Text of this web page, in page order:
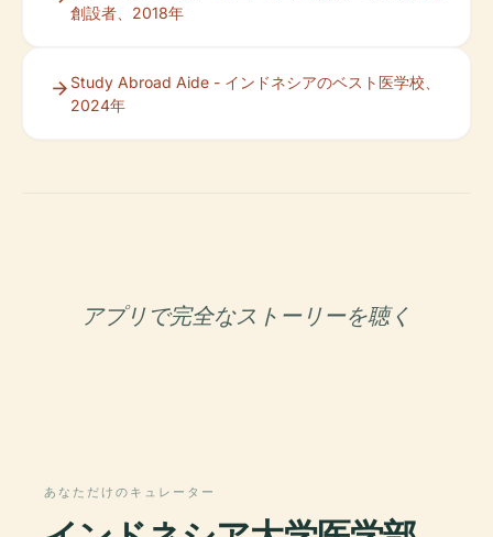
創設者、2018年
Study Abroad Aide - インドネシアのベスト医学校、
2024年
アプリで完全なストーリーを聴く
あなただけのキュレーター